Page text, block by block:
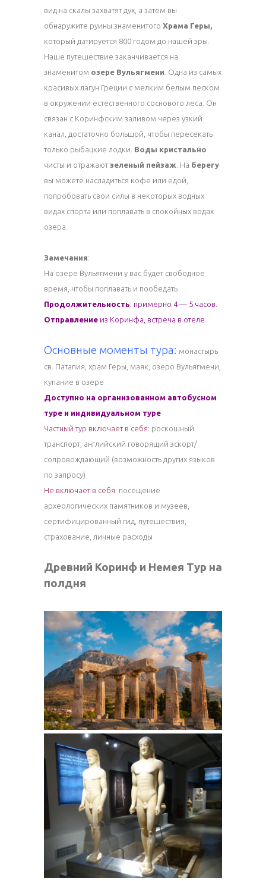
вид на скалы захватят дух, а затем вы
обнаружите руины знаменитого Храма Геры,
который датируется 800 годом до нашей эры.
Наше путешествие заканчивается на
знаменитом озере Вульягмени . Одна из самых
красивых лагун Греции с мелким белым песком
в окружении естественного соснового леса. Он
связан с Коринфским заливом через узкий
канал, достаточно большой, чтобы пересекать
только рыбацкие лодки. Воды кристально
чисты и отражают зеленый пейзаж . На берегу
вы можете насладиться кофе или едой,
попробовать свои силы в некоторых водных
видах спорта или поплавать в спокойных водах
озера.
Замечания:
На озере Вульягмени у вас будет свободное
время, чтобы поплавать и пообедать
Продолжительность: примерно 4 — 5 часов.
Отправление из Коринфа, встреча в отеле.
Основные моменты тура: монастырь
св. Патапия, храм Геры, маяк, озеро Вульягмени,
купание в озере
Доступно на организованном автобусном
туре и индивидуальном туре
Частный тур включает в себя: роскошный
транспорт, английский говорящий эскорт/
сопровождающий (возможность других языков
по запросу)
Не включает в себя: посещение
археологических памятников и музеев,
сертифицированный гид, путешествия,
страхование, личные расходы
Древний Коринф и Немея Тур на
полдня